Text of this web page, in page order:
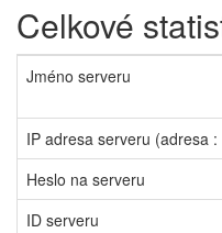
Celkové
Jméno serveru
IP adresa serveru (adresa :
Heslo na serveru
ID serveru